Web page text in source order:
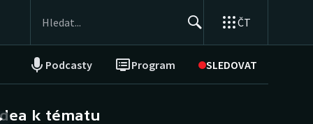
ČT
Podcasty Program SLEDOVAT
NEPŘEHLÉDNĚTE
k tématu